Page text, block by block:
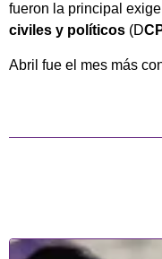
fueron la principal
civiles y políticos (D
Abril fue el mes más